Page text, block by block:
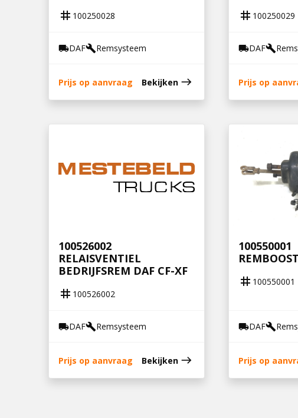
tag 100250028
local_shippingDAFbuildRemsysteem
Prijs op aanvraag Bekijken east
tag 100250029
local_shippingDAFbuild
Prijs op
100526002
RELAISVENTIEL
BEDRIJFSREM DAF CF-XF
tag 100526002
local_shippingDAFbuildRemsysteem
Prijs op aanvraag Bekijken east
100550001
tag 100550001
local_shippingDAFbuild
Prijs op